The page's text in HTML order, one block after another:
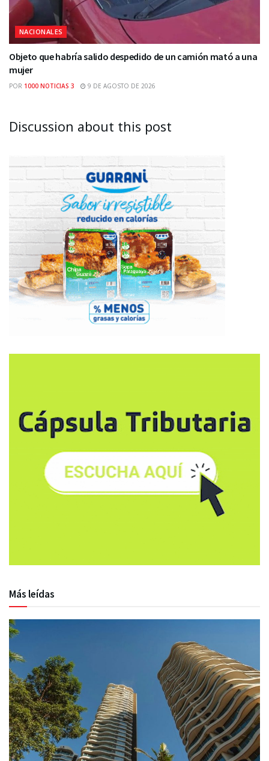
NACIONALES
Objeto que habría salido despedido de un camión mató a una
mujer
POR 1000 NOTICIAS 3 9 DE AGOSTO DE 2026
Discussion about this post
Más leídas